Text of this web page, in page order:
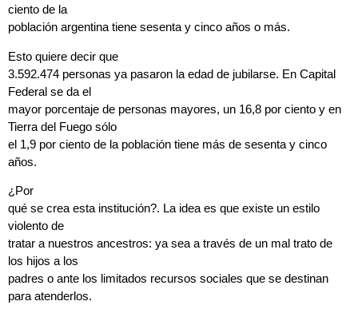
ciento de la
población argentina tiene sesenta y cinco años o más.
Esto quiere decir que
3.592.474 personas ya pasaron la edad de jubilarse. En Capital
Federal se da el
mayor porcentaje de personas mayores, un 16,8 por ciento y en
Tierra del Fuego sólo
el 1,9 por ciento de la población tiene más de sesenta y cinco
años.
¿Por
qué se crea esta institución?. La idea es que existe un estilo
violento de
tratar a nuestros ancestros: ya sea a través de un mal trato de
los hijos a los
padres o ante los limitados recursos sociales que se destinan
para atenderlos.